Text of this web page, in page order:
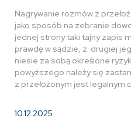
Nagrywanie rozmów z
jako sposób na zebranie
jednej strony taki tajny zapis
prawdę w sądzie, z drugiej
niesie za sobą określone
powyższego należy się
z przełożonym jest legalnym
10.12.2025